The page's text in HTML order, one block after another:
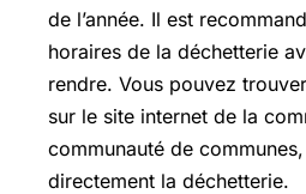
de l’année. Il est
horaires de la déchetterie
rendre. Vous pouvez
sur le site internet de la
communauté de
directement la déchetterie.